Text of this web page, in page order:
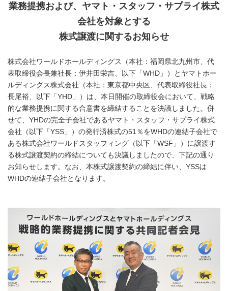
業務提携および、ヤマト・スタッフ・サプライ株式
会社を対象とする
株式譲渡に関するお知らせ
株式会社ワールドホールディングス（本社：福岡県北九州市、代
表取締役会長兼社長：伊井田栄吉、以下「WHD」）とヤマトホー
ルディングス株式会社（本社：東京都中央区、代表取締役社長：
長尾裕、以下「YHD」）は、本日開催の取締役会において、戦略
的な業務提携に関する合意書を締結することを決議しました。併
せて、YHDの完全子会社であるヤマト・スタッフ・サプライ株式
会社（以下「YSS」）の発行済株式の51％をWHDの連結子会社で
ある株式会社ワールドスタッフィング（以下「WSF」）に譲渡す
る株式譲渡契約の締結についても決議しましたので、下記の通り
お知らせします。なお、本株式譲渡契約の締結に伴い、YSSは
WHDの連結子会社となります。